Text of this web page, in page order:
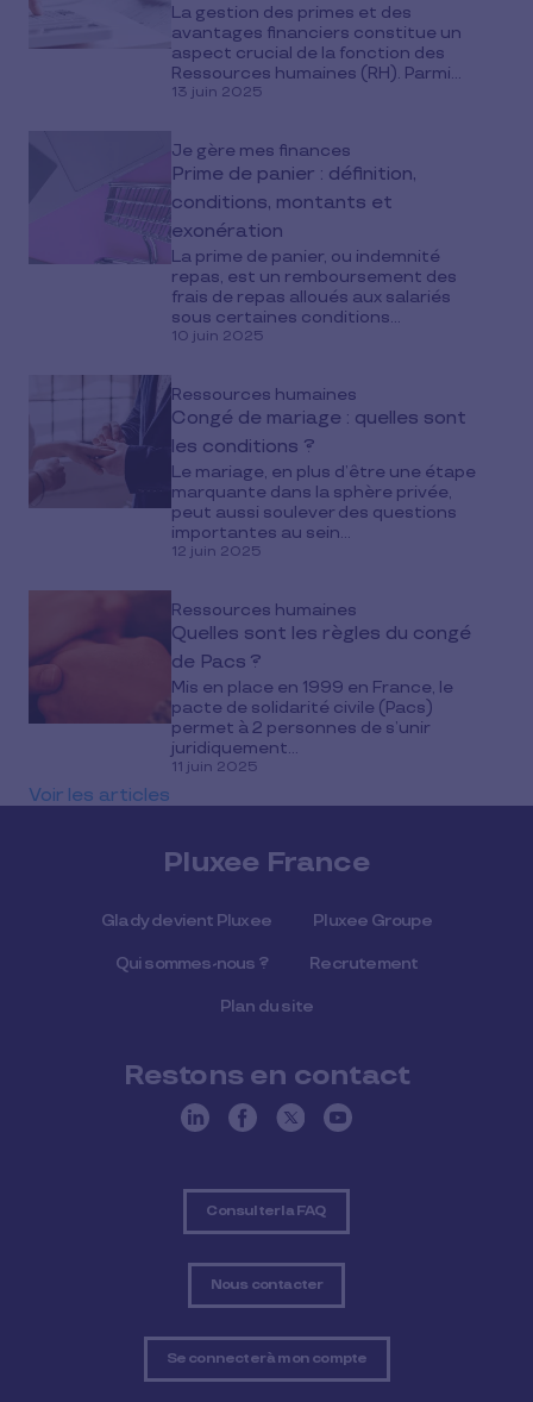
La gestion des primes et des
avantages financiers constitue un
aspect crucial de la fonction des
Ressources humaines (RH). Parmi...
13 juin 2025
Je gère mes finances
Prime de panier : définition,
conditions, montants et
exonération
La prime de panier, ou indemnité
repas, est un remboursement des
frais de repas alloués aux salariés
sous certaines conditions...
10 juin 2025
Ressources humaines
Congé de mariage : quelles sont
les conditions ?
Le mariage, en plus d’être une étape
marquante dans la sphère privée,
peut aussi soulever des questions
importantes au sein...
12 juin 2025
Ressources humaines
Quelles sont les règles du congé
de Pacs ?
Mis en place en 1999 en France, le
pacte de solidarité civile (Pacs)
permet à 2 personnes de s’unir
juridiquement...
11 juin 2025
Voir les articles
Pluxee France
Glady devient Pluxee Pluxee Groupe
Qui sommes-nous ? Recrutement
Plan du site
Restons en contact
Consulter la FAQ
Nous contacter
Se connecter à mon compte